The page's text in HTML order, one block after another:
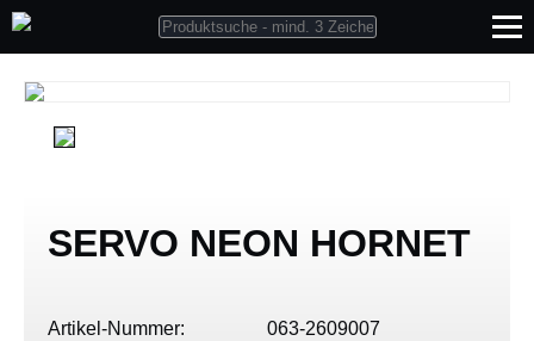
SERVO NEON HORNET
Artikel-Nummer:
063-2609007